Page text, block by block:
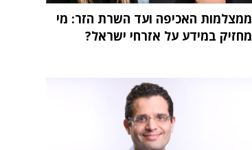
ממצלמות האכיפה ועד השרת הזר: מי
מחזיק במידע על אזרחי ישראל?